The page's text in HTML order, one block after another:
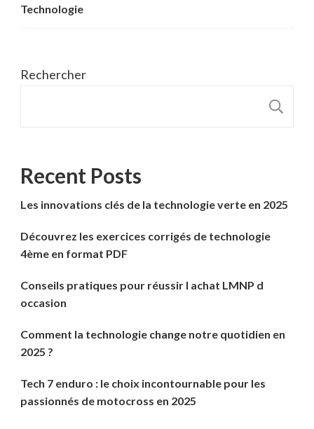
Technologie
Rechercher
Recent Posts
Les innovations clés de la technologie verte en 2025
Découvrez les exercices corrigés de technologie
4ème en format PDF
Conseils pratiques pour réussir l achat LMNP d
occasion
Comment la technologie change notre quotidien en
2025 ?
Tech 7 enduro : le choix incontournable pour les
passionnés de motocross en 2025